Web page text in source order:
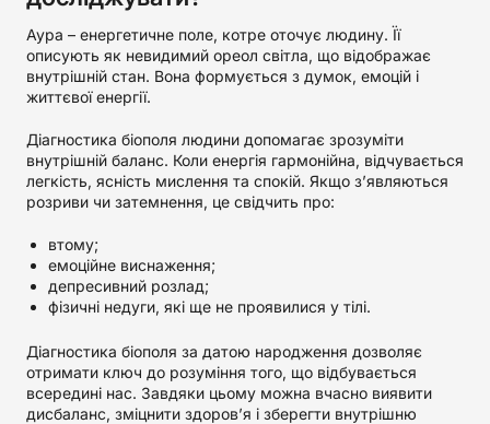
Аура – енергетичне поле, котре оточує людину. Її
описують як невидимий ореол світла, що відображає
внутрішній стан. Вона формується з думок, емоцій і
життєвої енергії.
Діагностика біополя людини допомагає зрозуміти
внутрішній баланс. Коли енергія гармонійна, відчувається
легкість, ясність мислення та спокій. Якщо з’являються
розриви чи затемнення, це свідчить про:
втому;
емоційне виснаження;
депресивний розлад;
фізичні недуги, які ще не проявилися у тілі.
Діагностика біополя за датою народження дозволяє
отримати ключ до розуміння того, що відбувається
всередині нас. Завдяки цьому можна вчасно виявити
дисбаланс, зміцнити здоров’я і зберегти внутрішню